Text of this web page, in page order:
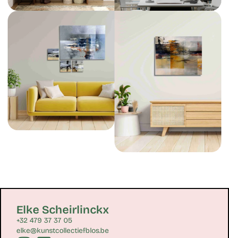
Elke Scheirlinckx
+32 479 37 37 05
elke@kunstcollectiefblos.be